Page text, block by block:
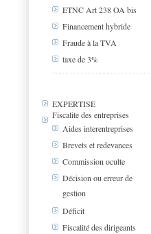
ETNC Art 238 OA bis
Financement hybride
Fraude à la TVA
taxe de 3%
EXPERTISE
Fiscalite des entreprises
Aides interentreprises
Brevets et redevances
Commission oculte
Décision ou erreur de
gestion
Déficit
Fiscalité des dirigeants